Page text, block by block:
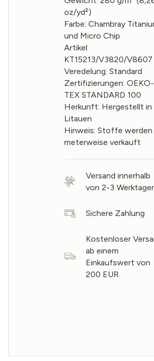
oz/yd²)
Farbe: Chambray
und Micro Chip
Artikel:
KT15213/V3820/V8607
Veredelung: Standard
Zertifizierungen: OEKO-
TEX STANDARD 100
Herkunft: Hergestellt in
Litauen
Hinweis: Stoffe werden
meterweise verkauft
Versand innerhalb
von 2-3
Sichere Zahlung
Kostenloser
ab einem
Einkaufswert von
200 EUR